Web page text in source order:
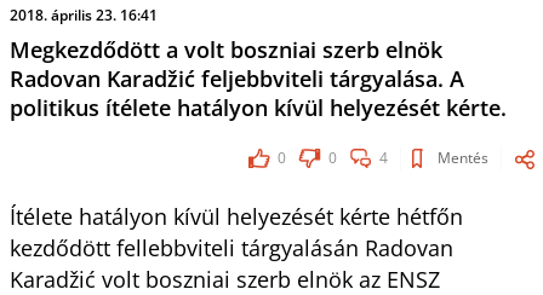
2018. április 23. 16:41
Megkezdődött a volt boszniai szerb elnök
Radovan Karadžić feljebbviteli tárgyalása. A
politikus ítélete hatályon kívül helyezését kérte.
0 0 4 Mentés
Ítélete hatályon kívül helyezését kérte hétfőn
kezdődött fellebbviteli tárgyalásán Radovan
Karadžić volt boszniai szerb elnök az ENSZ